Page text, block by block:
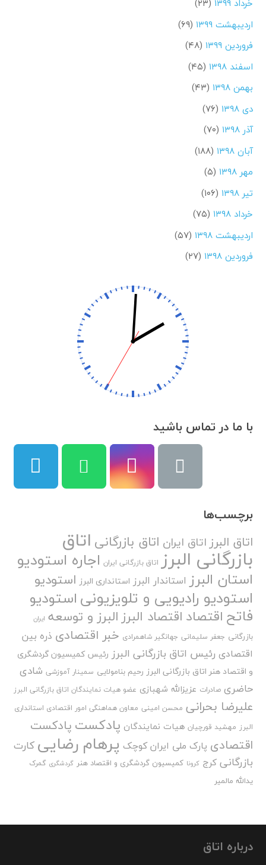
اردیبهشت ۱۳۹۹
(۶۹)
فروردین ۱۳۹۹
(۴۸)
اسفند ۱۳۹۸
(۴۵)
بهمن ۱۳۹۸
(۴۳)
دی ۱۳۹۸
(۷۶)
آذر ۱۳۹۸
(۷۰)
آبان ۱۳۹۸
(۱۸۸)
مهر ۱۳۹۸
(۵)
تیر ۱۳۹۸
(۱۰۶)
خرداد ۱۳۹۸
(۷۵)
اردیبهشت ۱۳۹۸
(۵۷)
فروردین ۱۳۹۸
(۲۷)
با ما در تماس باشید
برچسب‌ها
اتاق البرزاتاق ایران اتاق بازرگانی اتاق
بازرگانی البرز اتاق بازرگانی ایران اجاره استودیو
استان البرز استاندار البرز استانداری البرز استودیو
استودیو رادیویی و تلویزیونیاستودیو
فاتح اقتصاد اقتصاد البرزالبرز و توسعه ایران
بازرگانی جعفر سلیمانی جهانگیر شاهمرادی خبر اقتصادی ذره بین
اقتصادی رئیس اتاق بازرگانی البرز رئیس کمیسیون گردشگری
و اقتصاد هنر اتاق بازرگانی البرز رحیم بنامولایی سمینار آموزشی شادی
حاضری صادرات عزیزالله شهبازی عضو هیات نمایندگان اتاق بازرگانی البرز
علیرضا بحرانی محسن امینی معاون هماهنگی امور اقتصادی استانداری
البرز مهشید قورچیان هیات نمایندگان پادکست پادکست
اقتصادی پارک ملی ایران کوچک پرهام رضایی کارت
بازرگانی کرج کرونا کمیسیون گردشگری و اقتصاد هنر گردشگری گمرک
یدالله مالمیر
درباره اتاق